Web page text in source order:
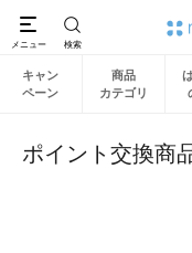
キャン
ペーン
商品
カテゴリ
ポイント交換商